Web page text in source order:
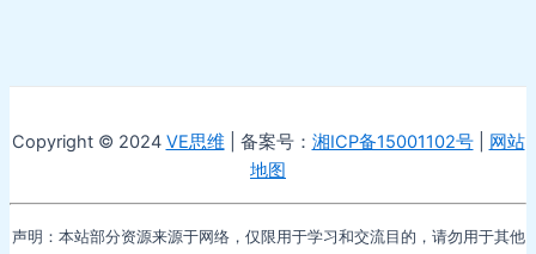
Copyright © 2024 VE思维 | 备案号： 湘ICP备15001102号| 网站
地图
声明：本站部分资源来源于网络，仅限用于学习和交流目的，请勿用于其他